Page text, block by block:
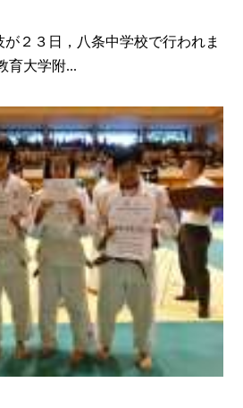
２３日，八条中学校で行われま
育大学附...